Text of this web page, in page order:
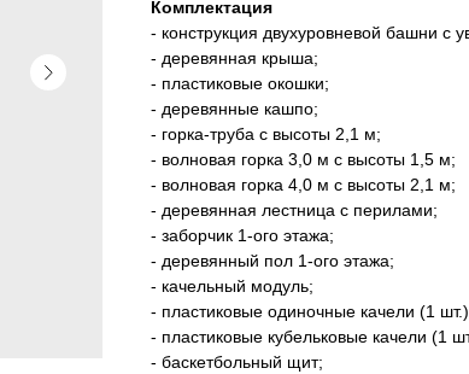
Комплектация
- конструкция двухуровневой башни с
- деревянная крыша;
- пластиковые окошки;
- деревянные кашпо;
- горка-труба c высоты 2,1 м;
- волновая горка 3,0 м c высоты 1,5 м;
- волновая горка 4,0 м c высоты 2,1 м;
- деревянная лестница с перилами;
- заборчик 1-ого этажа;
- деревянный пол 1-ого этажа;
- качельный модуль;
- пластиковые одиночные качели (1
- пластиковые кубельковые качели (1
- баскетбольный щит;